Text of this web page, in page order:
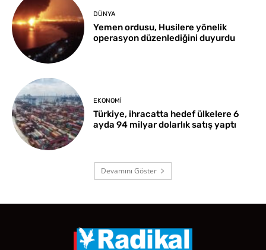
DÜNYA
Yemen ordusu, Husilere yönelik
operasyon düzenlediğini duyurdu
EKONOMI
Türkiye, ihracatta hedef ülkelere 6
ayda 94 milyar dolarlık satış yaptı
Devamını Göster